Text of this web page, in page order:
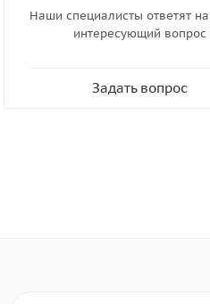
Наши специалисты ответят
интересующий вопрос
Задать вопрос